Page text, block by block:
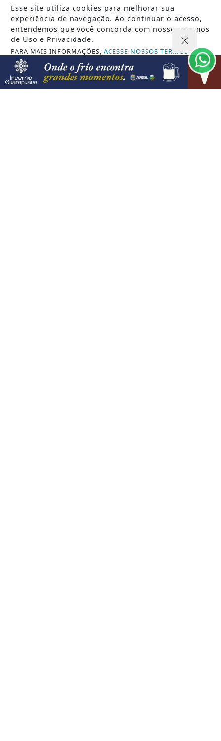
08 DE AGO
GUARAPUAVA
Prefeitura de Guarapuava está com
inscrições abertas para Processo
Seletivo...
Esse site utiliza cookies para melhorar sua
experiência de navegação. Ao continuar o acesso,
entendemos que você concorda com nossos Termos
de Uso e Privacidade.
PARA MAIS INFORMAÇÕES,ACESSE NOSSOS TERMOS
CLICANDO AQUI
PROSSEGUIR